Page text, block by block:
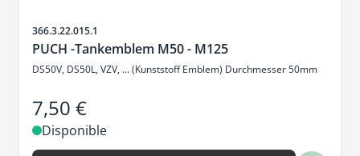
SKU
366.3.22.015.1
PUCH -Tankemblem M50 - M125
DS50V, DS50L, VZV, ... (Kunststoff Emblem) Durchmesser 50mm
7,50 €
Disponible